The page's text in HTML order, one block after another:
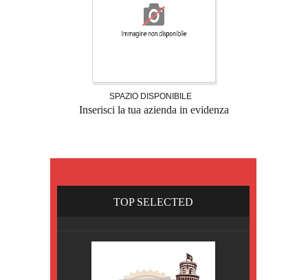
SPAZIO DISPONIBILE
Inserisci la tua azienda in evidenza
TOP SELECTED